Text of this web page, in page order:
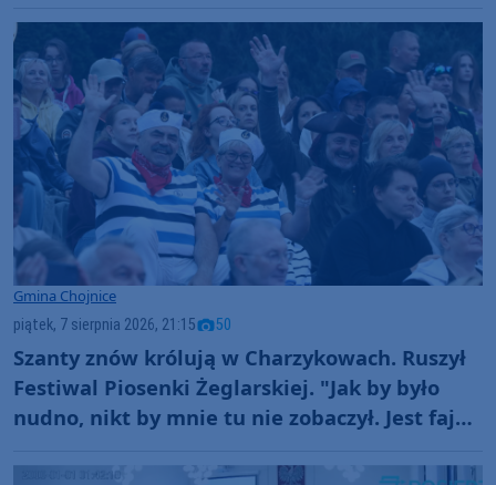
Gmina Chojnice
piątek, 7 sierpnia 2026, 21:15 50
Szanty znów królują w Charzykowach. Ruszył
Festiwal Piosenki Żeglarskiej. "Jak by było
nudno, nikt by mnie tu nie zobaczył. Jest fajna